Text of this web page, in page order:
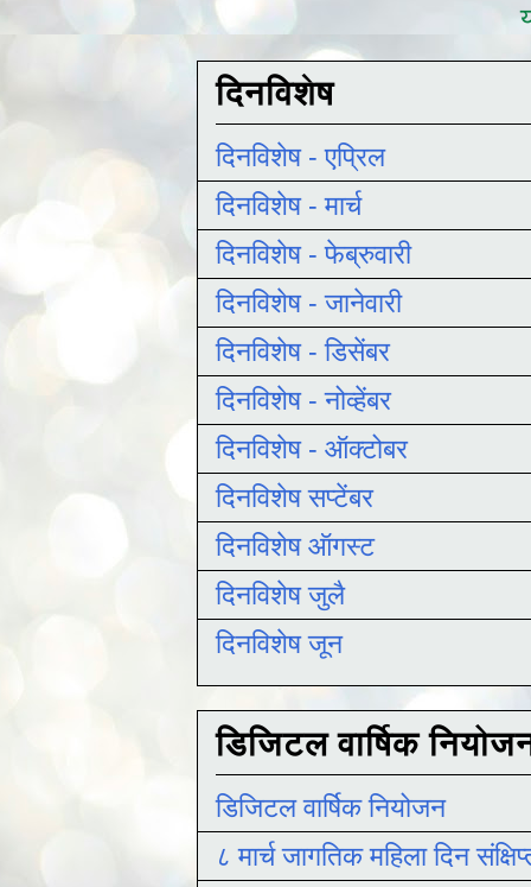
दिनविशेष
दिनविशेष - एप्रिल
दिनविशेष - मार्च
दिनविशेष - फेब्रुवारी
दिनविशेष - जानेवारी
दिनविशेष - डिसेंबर
दिनविशेष - नोव्हेंबर
दिनविशेष - ऑक्टोबर
दिनविशेष सप्टेंबर
दिनविशेष ऑगस्ट
दिनविशेष जुलै
दिनविशेष जून
डिजिटल वार्षिक
डिजिटल वार्षिक नियोजन
८ मार्च जागतिक महिला दिन